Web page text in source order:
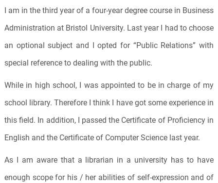
I am in the third year of a four-year degree course in Business
Administration at Bristol University. Last year I had to choose
an optional subject and I opted for “Public Relations” with
special reference to dealing with the public.
While in high school, I was appointed to be in charge of my
school library. Therefore I think I have got some experience in
this field. In addition, I passed the Certificate of Proficiency in
English and the Certificate of Computer Science last year.
As I am aware that a librarian in a university has to have
enough scope for his / her abilities of self-expression and of